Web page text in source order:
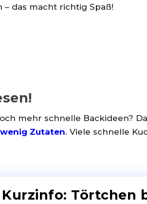
– das macht richtig Spaß!
mehr schnelle Backideen?
Zutaten. Viele schnelle
Kurzinfo: Törtchen